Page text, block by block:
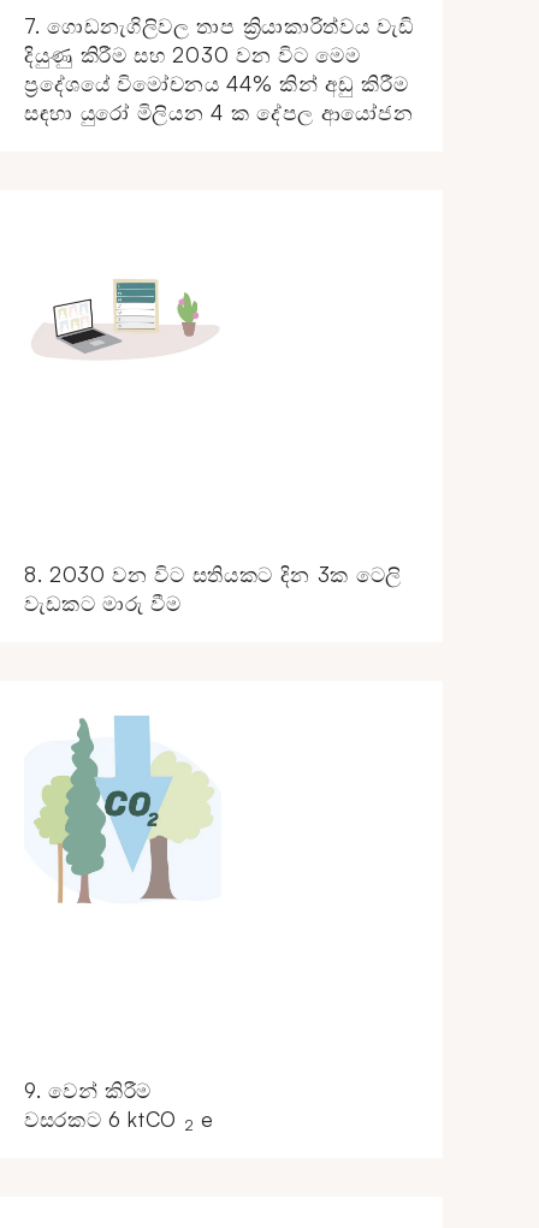
7. ගොඩනැගිලිවල තාප ක්‍රියාකාරිත්වය වැඩි
දියුණු කිරීම සහ 2030 වන විට මෙම
ප්‍රදේශයේ විමෝචනය 44% කින් අඩු කිරීම
සඳහා යුරෝ මිලියන 4 ක දේපල ආයෝජන
8. 2030 වන විට සතියකට දින 3ක ටෙලි
වැඩකට මාරු වීම
9. වෙන් කිරීම
වසරකට 6 ktCO 2 e